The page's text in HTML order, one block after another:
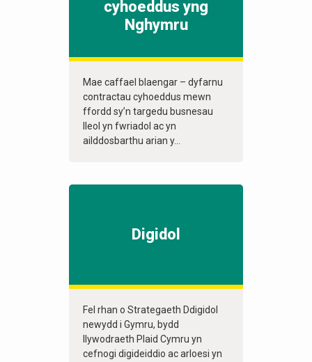
cyhoeddus yng
Nghymru
Mae caffael blaengar – dyfarnu
contractau cyhoeddus mewn
ffordd sy’n targedu busnesau
lleol yn fwriadol ac yn
ailddosbarthu arian y...
Digidol
Fel rhan o Strategaeth Ddigidol
newydd i Gymru, bydd
llywodraeth Plaid Cymru yn
cefnogi digideiddio ac arloesi yn